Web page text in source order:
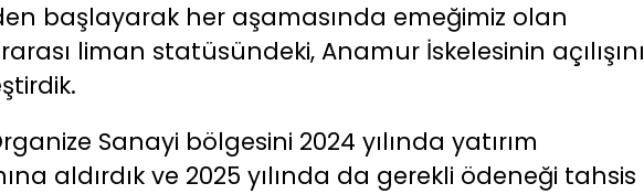
başlayarak her aşamasında emeğimiz olan
liman statüsündeki, Anamur İskelesinin açılışını
Sanayi bölgesini 2024 yılında yatırım
aldırdık ve 2025 yılında da gerekli ödeneği tahsis